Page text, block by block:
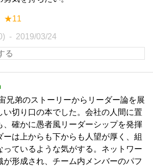
★11
2019/03/24
兄弟のストーリーからリーダー論を展
い切り口の本でした。会社の人間に置
、確かに愚者風リーダーシップを発揮
ーは上からも下からも人望が厚く、組
っているような気がする。ネットワー
が形成され、チーム内メンバーのパフ